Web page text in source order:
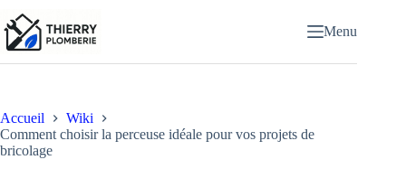
au
contenu
Menu
Accueil
Wiki
Comment choisir la perceuse idéale pour vos projets de
bricolage